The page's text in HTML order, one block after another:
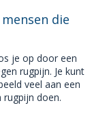
die
je op door een
rugpijn. Je kunt
veel aan een
rugpijn doen.